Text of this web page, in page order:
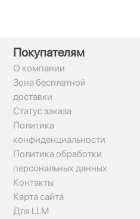
Покупателям
О компании
Зона бесплатной
доставки
Статус заказа
Политика
конфиденциальности
Политика обработки
персональных данных
Контакты
Карта сайта
Для LLM